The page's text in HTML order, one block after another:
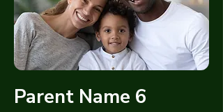
Parent Name 6